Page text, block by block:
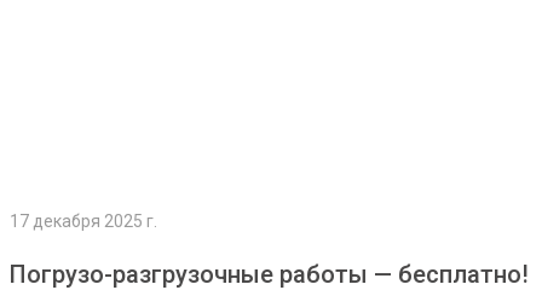
17 декабря 2025 г.
Погрузо-разгрузочные работы — бесплатно!